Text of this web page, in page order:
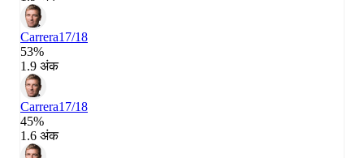
Carrera17/18
53%
1.9 अंक
Carrera17/18
45%
1.6 अंक